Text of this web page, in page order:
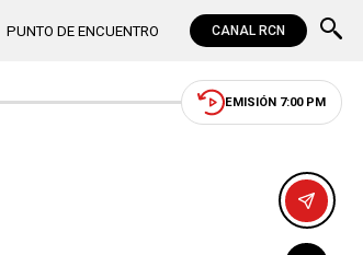
PUNTO DE ENCUENTRO CANAL RCN
EMISIÓN 7:00 PM